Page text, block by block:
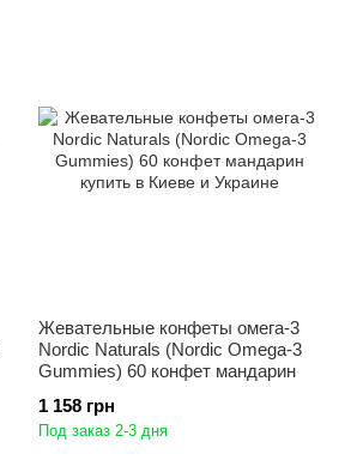
Жевательные конфеты омега-3
Nordic Naturals (Nordic Omega-3
Gummies) 60 конфет мандарин
1 158 грн
Под заказ 2-3 дня